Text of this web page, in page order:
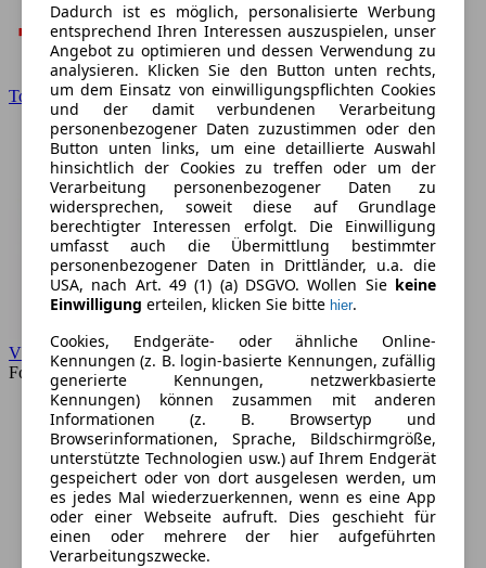
Toyota
VW
Forum
Dadurch ist es möglich, personalisierte Werbung
entsprechend Ihren Interessen auszuspielen, unser
Angebot zu optimieren und dessen Verwendung zu
analysieren. Klicken Sie den Button unten rechts,
um dem Einsatz von einwilligungspflichten Cookies
und der damit verbundenen Verarbeitung
personenbezogener Daten zuzustimmen oder den
Button unten links, um eine detaillierte Auswahl
hinsichtlich der Cookies zu treffen oder um der
Verarbeitung personenbezogener Daten zu
widersprechen, soweit diese auf Grundlage
berechtigter Interessen erfolgt. Die Einwilligung
umfasst auch die Übermittlung bestimmter
personenbezogener Daten in Drittländer, u.a. die
USA, nach Art. 49 (1) (a) DSGVO. Wollen Sie keine
Einwilligung erteilen, klicken Sie bitte hier.
Cookies, Endgeräte- oder ähnliche Online-
Kennungen (z. B. login-basierte Kennungen, zufällig
generierte Kennungen, netzwerkbasierte
Kennungen) können zusammen mit anderen
Informationen (z. B. Browsertyp und
Browserinformationen, Sprache, Bildschirmgröße,
unterstützte Technologien usw.) auf Ihrem Endgerät
gespeichert oder von dort ausgelesen werden, um
es jedes Mal wiederzuerkennen, wenn es eine App
oder einer Webseite aufruft. Dies geschieht für
einen oder mehrere der hier aufgeführten
Verarbeitungszwecke.